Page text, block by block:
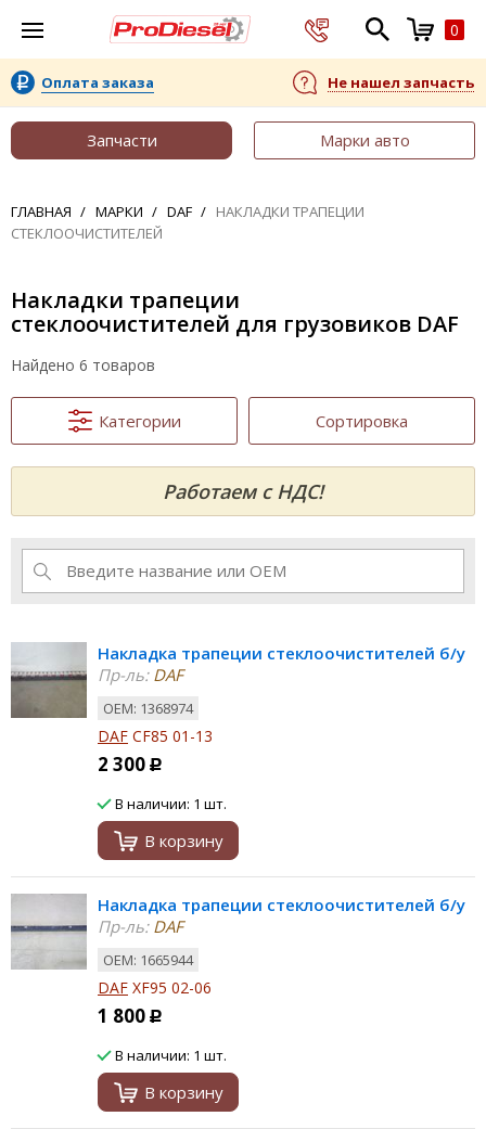
0
Оплата заказа Не нашел запчасть
Запчасти Марки авто
ГЛАВНАЯ МАРКИ DAF
НАКЛАДКИ ТРАПЕЦИИ
СТЕКЛООЧИСТИТЕЛЕЙ
Накладки трапеции
стеклоочистителей для грузовиков DAF
Найдено 6 товаров
Категории Сортировка
Работаем с НДС!
Накладка трапеции стеклоочистителей б/у
Пр-ль:DAF
ОЕМ: 1368974
DAF CF85 01-13
2 300 Р
В наличии: 1 шт.
В корзину
Накладка трапеции стеклоочистителей б/у
Пр-ль:DAF
ОЕМ: 1665944
DAF XF95 02-06
1 800 Р
В наличии: 1 шт.
В корзину